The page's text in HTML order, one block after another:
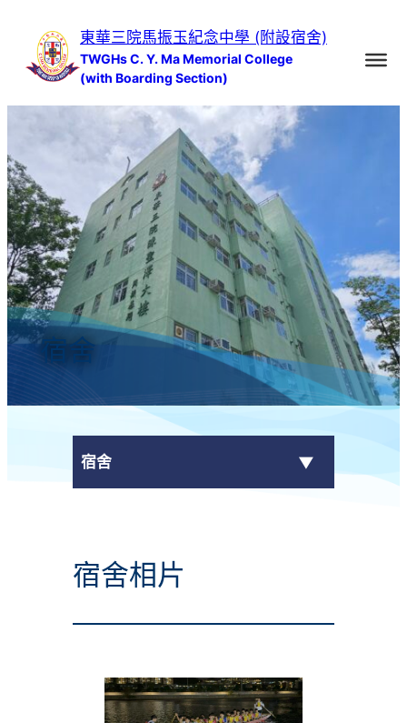
東華三院馬振玉紀念中學 (附設宿舍)
TWGHs C. Y. Ma Memorial College
(with Boarding Section)
宿舍
宿舍
宿舍最新消息
申請宿位
宿舍電視
宿舍相片